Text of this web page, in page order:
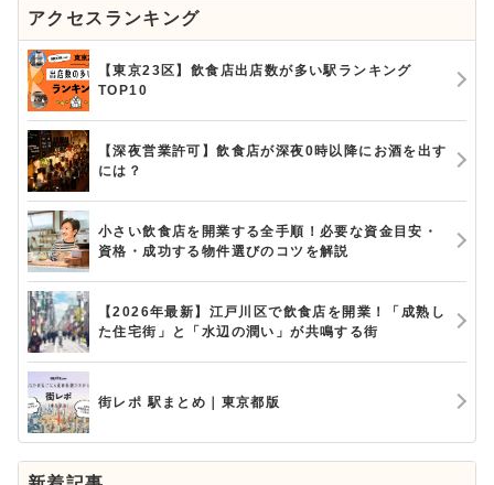
アクセスランキング
【東京23区】飲食店出店数が多い駅ランキング
TOP10
【深夜営業許可】飲食店が深夜0時以降にお酒を出す
には？
小さい飲食店を開業する全手順！必要な資金目安・
資格・成功する物件選びのコツを解説
【2026年最新】江戸川区で飲食店を開業！「成熟し
た住宅街」と「水辺の潤い」が共鳴する街
街レポ 駅まとめ｜東京都版